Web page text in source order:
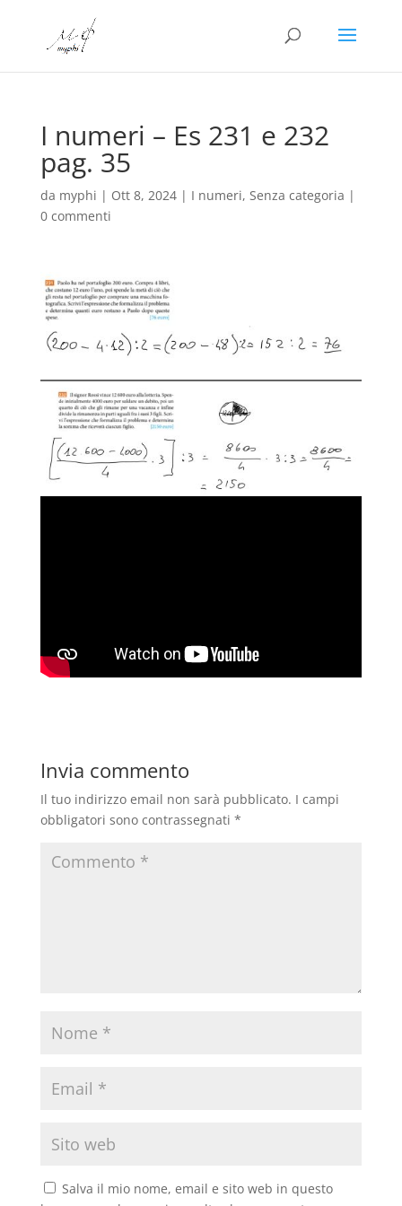
I numeri – Es 231 e 232
pag. 35
da myphi | Ott 8, 2024| I numeri, Senza categoria |
0 commenti
Invia commento
Il tuo indirizzo email non sarà pubblicato. I campi
obbligatori sono contrassegnati *
Salva il mio nome, email e sito web in questo